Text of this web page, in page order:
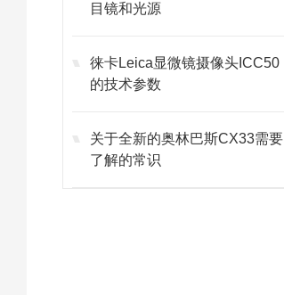
目镜和光源
徕卡Leica显微镜摄像头ICC50
的技术参数
关于全新的奥林巴斯CX33需要
了解的常识